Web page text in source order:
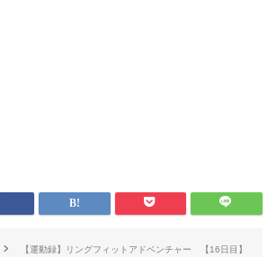
【運動録】リングフィットアドベンチャー 【16日目】